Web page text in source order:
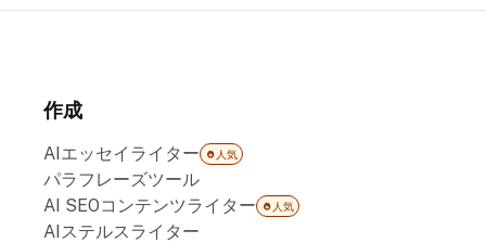
作成
AIエッセイライター 人気
パラフレーズツール
AI SEOコンテンツライター
人気
AIステルスライター